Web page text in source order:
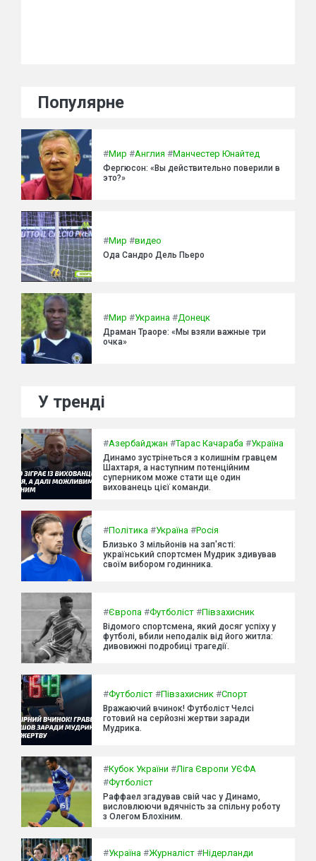
Популярне
#Мир #Англия #Манчестер Юнайтед
Фергюсон: «Вы действительно поверили в
это?»
#Мир #видео
Ода Сандро Дель Пьеро
#Мир #Украина #Донецк
Драман Траоре: «Мы взяли важные три
очка»
У тренді
#Азербайджан #Тарас Качараба #Україна
Динамо зустрінеться з колишнім гравцем
Шахтаря, а наступним потенційним
суперником може стати ще один
вихованець цієї команди.
#Політика #Україна #Росія
Близько 3 мільйонів на зап'ясті:
український спортсмен Мудрик здивував
своїм вибором годинника.
#Європа #Футболіст #Півзахисник
Відомого спортсмена, який досяг успіху у
футболі, вбили неподалік від його житла:
дивовижні подробиці трагедії.
#Футболіст #Півзахисник #Спорт
Вражаючий вчинок! Футболіст Челсі
готовий на серйозні жертви заради
Мудрика.
#Кубок України #Ліга Європи УЄФА
#Футболіст
Раффаел згадував свій час у Динамо,
висловлюючи вдячність за спільну роботу
з Олегом Блохіним.
#Україна #Журналіст #Нідерланди